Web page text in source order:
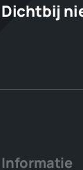
Dichtbij
Informatie